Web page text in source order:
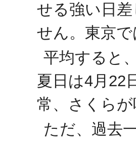
せる強い日
せん。東京
平均すると
夏日は4月22
常、さくら
ただ、過去